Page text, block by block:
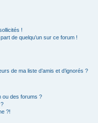
!
de quelqu’un sur ce forum !
de ma liste d’amis et d’ignorés ?
ou des forums ?
?!